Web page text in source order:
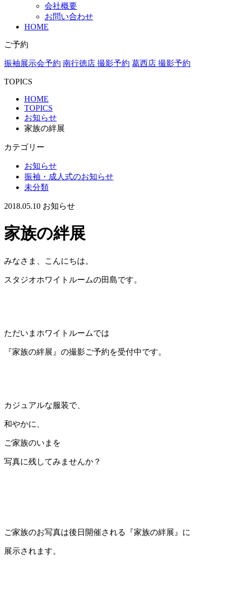
会社概要
お問い合わせ
HOME
ご予約
振袖展示会予約 南行徳店 撮影予約 葛西店 撮影予約
TOPICS
HOME
TOPICS
お知らせ
家族の絆展
カテゴリー
お知らせ
振袖・成人式のお知らせ
未分類
2018.05.10 お知らせ
家族の絆展
みなさま、こんにちは。
スタジオホワイトルームの田島です。
ただいまホワイトルームでは
『家族の絆展』の撮影ご予約を受付中です。
カジュアルな服装で、
和やかに、
ご家族のいまを
写真に残してみませんか？
ご家族のお写真は後日開催される『家族の絆展』に
展示されます。